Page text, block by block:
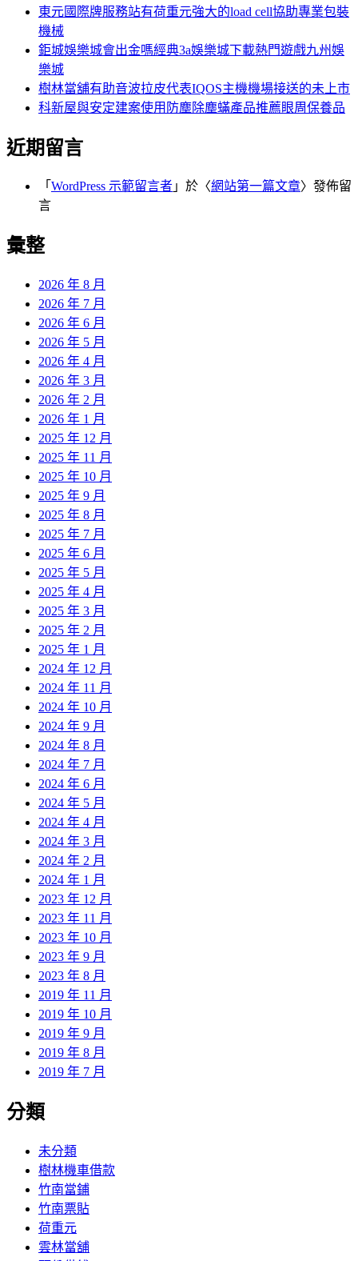
東元國際牌服務站有荷重元強大的load cell協助專業包裝
機械
鉅城娛樂城會出金嗎經典3a娛樂城下載熱門遊戲九州娛
樂城
樹林當舖有助音波拉皮代表IQOS主機機場接送的未上市
科新屋與安定建案使用防塵除塵蟎產品推薦眼周保養品
近期留言
「 WordPress 示範留言者 」於〈網站第一篇文章〉發佈留
言
彙整
2026 年 8 月
2026 年 7 月
2026 年 6 月
2026 年 5 月
2026 年 4 月
2026 年 3 月
2026 年 2 月
2026 年 1 月
2025 年 12 月
2025 年 11 月
2025 年 10 月
2025 年 9 月
2025 年 8 月
2025 年 7 月
2025 年 6 月
2025 年 5 月
2025 年 4 月
2025 年 3 月
2025 年 2 月
2025 年 1 月
2024 年 12 月
2024 年 11 月
2024 年 10 月
2024 年 9 月
2024 年 8 月
2024 年 7 月
2024 年 6 月
2024 年 5 月
2024 年 4 月
2024 年 3 月
2024 年 2 月
2024 年 1 月
2023 年 12 月
2023 年 11 月
2023 年 10 月
2023 年 9 月
2023 年 8 月
2019 年 11 月
2019 年 10 月
2019 年 9 月
2019 年 8 月
2019 年 7 月
分類
未分類
樹林機車借款
竹南當鋪
竹南票貼
荷重元
雲林當舖